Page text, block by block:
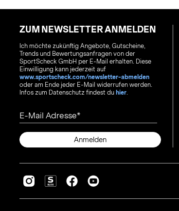
ZUM NEWSLETTER ANMELDEN
Ich möchte zukünftig Angebote, Gutscheine,
Trends und Bewertungsanfragen von der
SportScheck GmbH per E-Mail erhalten. Diese
Einwilligung kann jederzeit auf
www.sportscheck.com/newsletter-abmelden
oder am Ende jeder E-Mail widerrufen werden.
Infos zum Datenschutz findest du hier
E-Mail Adresse
Anmelden